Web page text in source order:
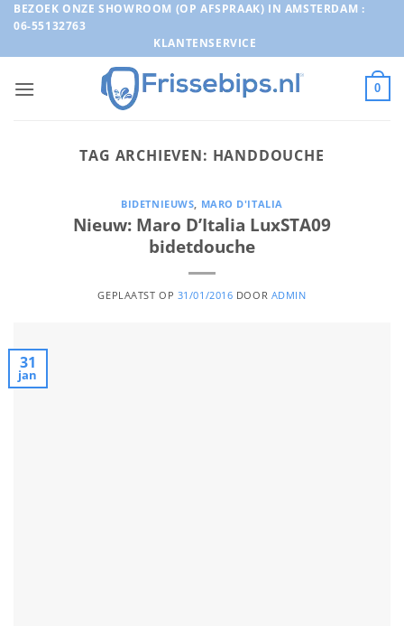
Ga
naar
inhoud
BEZOEK ONZE SHOWROOM (OP AFSPRAAK) IN AMSTERDAM :
06-55132763
KLANTENSERVICE
0
TAG ARCHIEVEN: HANDDOUCHE
BIDETNIEUWS, MARO D'ITALIA
Nieuw: Maro D’Italia LuxSTA09
bidetdouche
GEPLAATST OP 31/01/2016 DOOR ADMIN
31
jan